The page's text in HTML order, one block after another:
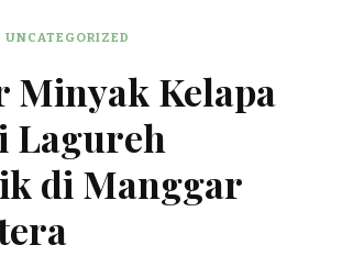
UNCATEGORIZED
Minyak Kelapa
Lagureh
di Manggar